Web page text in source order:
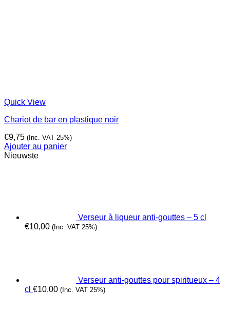
Quick View
Chariot de bar en plastique noir
€9,75 (Inc. VAT 25%)
Ajouter au panier
Nieuwste
Verseur à liqueur anti-gouttes – 5 cl
€10,00 (Inc. VAT 25%)
Verseur anti-gouttes pour spiritueux – 4
cl €10,00 (Inc. VAT 25%)